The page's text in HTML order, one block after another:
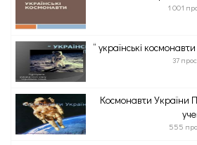
1 001
“ українські
37
Космонавти України
555